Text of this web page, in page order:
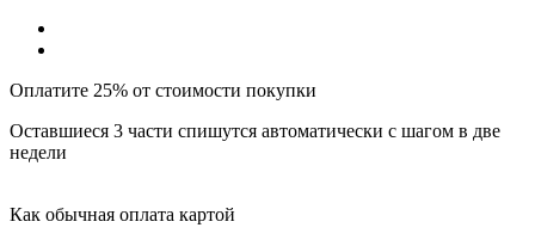
Оплатите 25% от стоимости покупки
Оставшиеся 3 части спишутся автоматически с шагом в две
недели
Как обычная оплата картой